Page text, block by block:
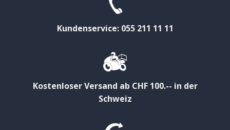
Kundenservice: 055 211 11 11
Kostenloser Versand ab CHF 100.-- in der
Schweiz